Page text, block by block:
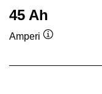
45 Ah
Amperi